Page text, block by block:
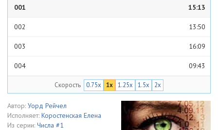
001 15:13
002 13:50
003 16:09
004 09:43
006 20:34
007 12:34
Скорость 0.75x 1x 1.25x 1.5x 2x
Автор: Уорд Рейчел
Исполняет: Коростенская Елена
Из серии: Числа #1